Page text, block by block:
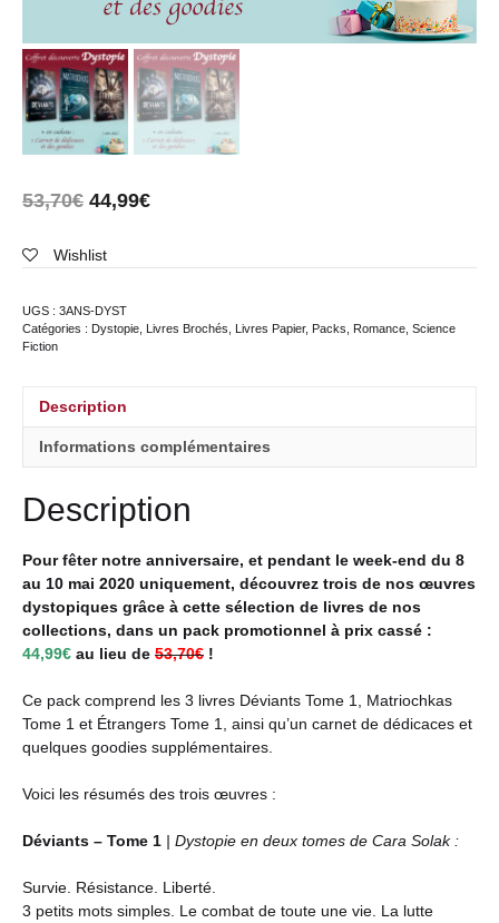
53,70€ 44,99€
Wishlist
UGS : 3ANS-DYST
Catégories : Dystopie Livres Brochés Livres Papier, Packs Romance Science
Fiction
Description
Informations complémentaires
Description
Pour fêter notre anniversaire, et pendant le week-end du 8
au 10 mai 2020 uniquement, découvrez trois de nos œuvres
dystopiques grâce à cette sélection de livres de nos
collections, dans un pack promotionnel à prix cassé :
44,99€ au lieu de 53,70€ !
Ce pack comprend les 3 livres Déviants Tome 1, Matriochkas
Tome 1 et Étrangers Tome 1, ainsi qu’un carnet de dédicaces et
quelques goodies supplémentaires.
Voici les résumés des trois œuvres :
Déviants – Tome 1 | Dystopie en deux tomes de Cara Solak :
Survie. Résistance. Liberté.
3 petits mots simples. Le combat de toute une vie. La lutte